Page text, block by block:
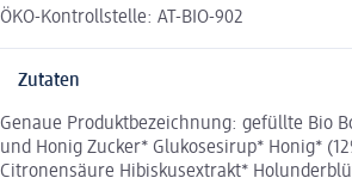
ÖKO-Kontrollstelle: AT-BIO-902
Zutaten
Genaue Produktbezeichnung: gefüllte Bio
und Honig Zucker* Glukosesirup* Honig*
Citronensäure Hibiskusextrakt*